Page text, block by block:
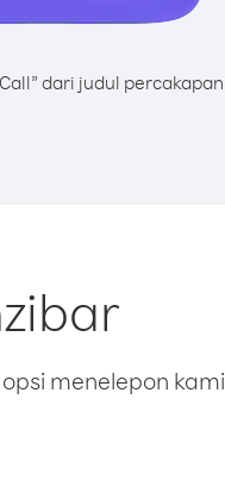
dari judul percakapan
menelepon kami